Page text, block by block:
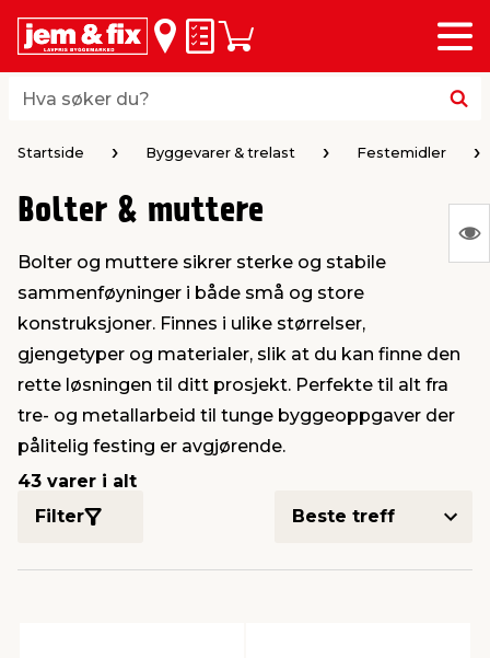
Hva søker du?
Hva søker du?
HuskelisteHandlevogn
Meny
og vegger
og tilbehør
og terrassebord
& levegger
og varme
og oppheng
& oppbevaring
& sikkerhet
& ventilasjon
& kloakk
Home
& kjemikalier
og fugemasse
av verktøy
maskiner
& bøtter
underholdning
Startside Byggevarer & trelast Festemidler
Bolter & muttere
Bolter og muttere sikrer sterke og stabile
sammenføyninger i både små og store
konstruksjoner. Finnes i ulike størrelser,
gjengetyper og materialer, slik at du kan finne den
rette løsningen til ditt prosjekt. Perfekte til alt fra
tre- og metallarbeid til tunge byggeoppgaver der
pålitelig festing er avgjørende.
43 varer i alt
Filter